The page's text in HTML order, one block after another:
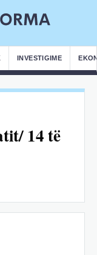
INVESTIGIME
14 të